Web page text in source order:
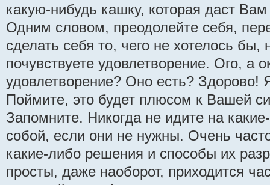
какую-нибудь кашку, которая даст
Одним словом, преодолейте себя,
сделать себя то, чего не хотелось
почувствуете удовлетворение. Ого, а
удовлетворение? Оно есть? Здорово!
Поймите, это будет плюсом к Вашей
Запомните. Никогда не идите на
собой, если они не нужны. Очень
какие-либо решения и способы их
просты, даже наоборот, приходится